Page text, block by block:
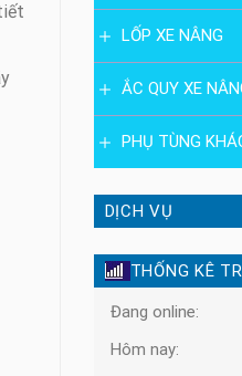
LỐP XE NÂNG
ẮC QUY XE
PHỤ TÙNG
DỊCH VỤ
THỐNG KÊ
Đang online:
Hôm nay: